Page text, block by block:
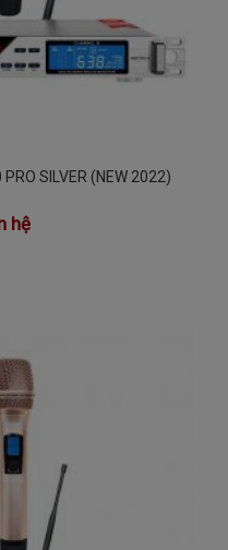
PRO SILVER (NEW 2022)
hệ